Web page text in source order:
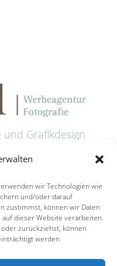
wir Technologien wie
und/oder darauf
zustimmst, können wir Daten
dieser Website verarbeiten.
zurückziehst, können
werden.
Grafikdesign
Passau